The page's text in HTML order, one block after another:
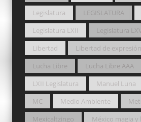
Legislatura
LEGISLATURA
Legislatura LXII
Legislatura
Libertad
Libertad de expresión
Lucha Libre
Lucha Libre AAA
LXII Legislatura
Manuel Luna
MC
Medio Ambiente
Mexicaltzingo
México magia y